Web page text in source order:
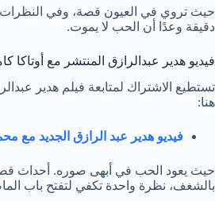
حيث تروي في العيون قصة، وفي
دقيقة وعدًا أن الحب لا يموت.
فيديو هدير عبدالرازق المنتشر مع أوتاكا
تستطيع الاشتراك لمتابعة فيلم هدير
هنا:
فيديو هدير عبد الرازق الجديد مع
حيث يعود الحب في أبهى صوره. أحداث
بالشغف، نظرة واحدة تكفي لتفتح باب